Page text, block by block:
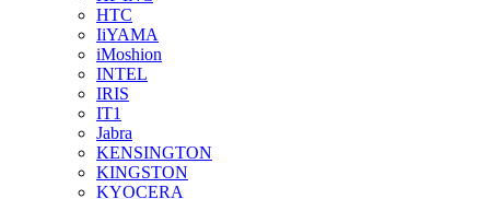
HTC
IiYAMA
iMoshion
INTEL
IRIS
IT1
Jabra
KENSINGTON
KINGSTON
KYOCERA